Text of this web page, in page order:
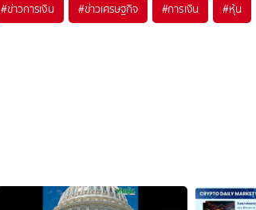
#ข่าวการเงิน #ข่าวเศรษฐกิจ #การเงิน #หุ้น